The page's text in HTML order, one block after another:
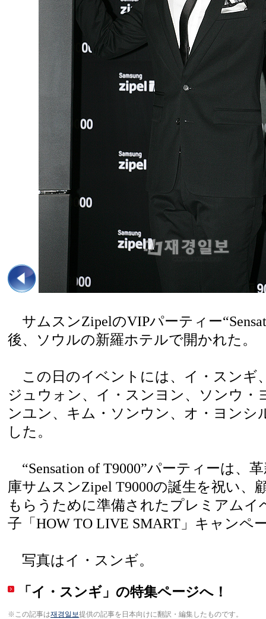
サムスンZipelのVIPパーティー
後、ソウルの新羅ホテルで開かれた。
この日のイベントには、イ・スンギ
ジュウォン、イ・スンヨン、ソンウ・
ンユン、キム・ソンウン、オ・ヨンシ
した。
“Sensation of T9000”パーティーは、
庫サムスンZipel T9000の誕生を祝い、
もらうために準備されたプレミアムイ
子「HOW TO LIVE SMART」キャンペ
写真はイ・スンギ。
「イ・スンギ」の特集ページへ！
※この記事は재경일보提供の記事を日本向けに翻訳・編集したものです。